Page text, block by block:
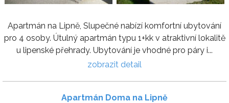
Apartmán na Lipně, Slupečné nabízí komfortní ubytování
pro 4 osoby. Útulný apartmán typu 1+kk v atraktivní lokalitě
u lipenské přehrady. Ubytování je vhodné pro páry i...
zobrazit detail
Apartmán Doma na Lipně